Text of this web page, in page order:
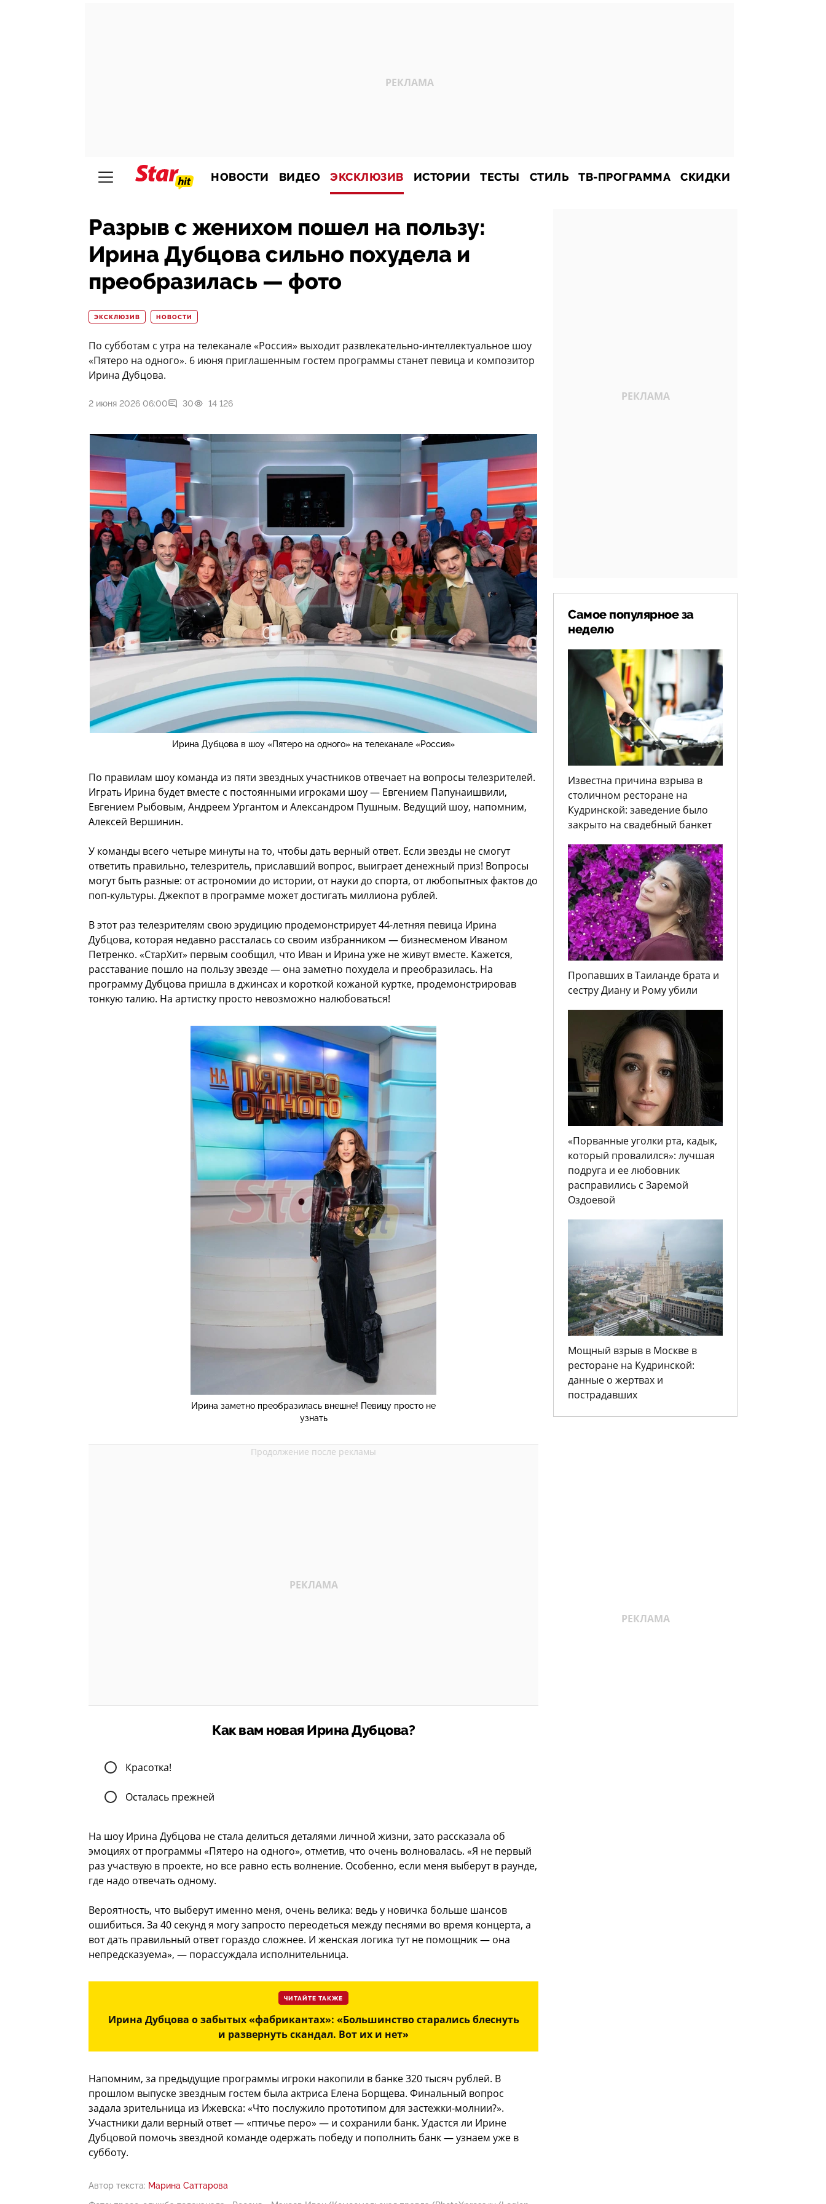
НОВОСТИ ВИДЕО ЭКСКЛЮЗИВ ИСТОРИИ ТЕСТЫ СТИЛЬ ТВ-ПРОГРАММА СКИДКИ
Разрыв с женихом пошел на пользу:
Ирина Дубцова сильно похудела и
преобразилась — фото
ЭКСКЛЮЗИВ НОВОСТИ
По субботам с утра на телеканале «Россия» выходит развлекательно-интеллектуальное шоу
«Пятеро на одного». 6 июня приглашенным гостем программы станет певица и композитор
Ирина Дубцова.
2 июня 2026 06:00 30 14 126
Ирина Дубцова в шоу «Пятеро на одного» на телеканале «Россия»
По правилам шоу команда из пяти звездных участников отвечает на вопросы телезрителей.
Играть Ирина будет вместе с постоянными игроками шоу — Евгением Папунаишвили,
Евгением Рыбовым, Андреем Ургантом и Александром Пушным. Ведущий шоу, напомним,
Алексей Вершинин.
У команды всего четыре минуты на то, чтобы дать верный ответ. Если звезды не смогут
ответить правильно, телезритель, приславший вопрос, выиграет денежный приз! Вопросы
могут быть разные: от астрономии до истории, от науки до спорта, от любопытных фактов до
поп-культуры. Джекпот в программе может достигать миллиона рублей.
В этот раз телезрителям свою эрудицию продемонстрирует 44-летняя певица Ирина
Дубцова, которая недавно рассталась со своим избранником — бизнесменом Иваном
Петренко. «СтарХит» первым сообщил, что Иван и Ирина уже не живут вместе. Кажется,
расставание пошло на пользу звезде — она заметно похудела и преобразилась. На
программу Дубцова пришла в джинсах и короткой кожаной куртке, продемонстрировав
тонкую талию. На артистку просто невозможно налюбоваться!
Ирина заметно преобразилась внешне! Певицу просто не
узнать
Как вам новая Ирина Дубцова?
Красотка!
Осталась прежней
На шоу Ирина Дубцова не стала делиться деталями личной жизни, зато рассказала об
эмоциях от программы «Пятеро на одного», отметив, что очень волновалась. «Я не первый
раз участвую в проекте, но все равно есть волнение. Особенно, если меня выберут в раунде,
где надо отвечать одному.
Вероятность, что выберут именно меня, очень велика: ведь у новичка больше шансов
ошибиться. За 40 секунд я могу запросто переодеться между песнями во время концерта, а
вот дать правильный ответ гораздо сложнее. И женская логика тут не помощник — она
непредсказуема», — порассуждала исполнительница.
ЧИТАЙТЕ ТАКЖЕ
Ирина Дубцова о забытых «фабрикантах»: «Большинство старались блеснуть
и развернуть скандал. Вот их и нет»
Напомним, за предыдущие программы игроки накопили в банке 320 тысяч рублей. В
прошлом выпуске звездным гостем была актриса Елена Борщева. Финальный вопрос
задала зрительница из Ижевска: «Что послужило прототипом для застежки-молнии?».
Участники дали верный ответ — «птичье перо» — и сохранили банк. Удастся ли Ирине
Дубцовой помочь звездной команде одержать победу и пополнить банк — узнаем уже в
субботу.
Автор текста: Марина Саттарова
Самое популярное за
неделю
Известна причина взрыва в
столичном ресторане на
Кудринской: заведение было
закрыто на свадебный банкет
Пропавших в Таиланде брата и
сестру Диану и Рому убили
«Порванные уголки рта, кадык,
который провалился»: лучшая
подруга и ее любовник
расправились с Заремой
Оздоевой
Мощный взрыв в Москве в
ресторане на Кудринской:
данные о жертвах и
пострадавших